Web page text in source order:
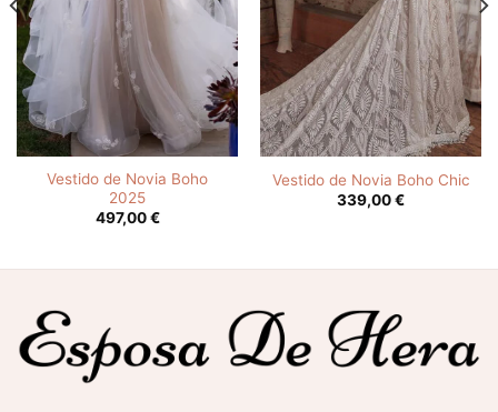
Vestido de Novia Boho
2025
497,00€
Vestido de Novia Boho Chic
339,00€